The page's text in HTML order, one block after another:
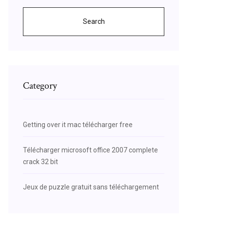
Search
Category
Getting over it mac télécharger free
Télécharger microsoft office 2007 complete
crack 32 bit
Jeux de puzzle gratuit sans téléchargement